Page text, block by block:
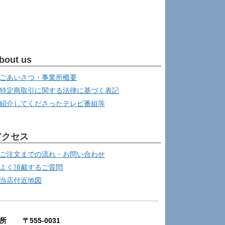
us
ごあいさつ・事業所概要
特定商取引に関する法律に基づく表記
紹介してくださったテレビ番組等
セス
ご注文までの流れ・お問い合わせ
よく頂戴するご質問
当店付近地図
所 〒555-0031